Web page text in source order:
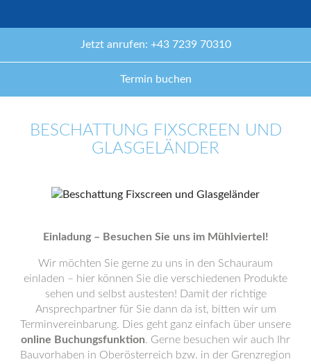
Jetzt anrufen: +43 7239 70310
Termin buchen
BESCHATTUNG FIXSCREEN UND
GLASGELÄNDER
Einladung – Besuchen Sie uns im Mühlviertel!
Wir möchten Sie gerne zu uns in den Schauraum
einladen – hier können Sie die verschiedenen Produkte
sehen und selbst austesten! Damit der richtige
Ansprechpartner für Sie dann da ist, bitten wir um
Terminvereinbarung. Dies geht ganz einfach über unsere
online Buchungsfunktion. Gerne besuchen wir auch Ihr
Bauvorhaben in Oberösterreich bzw. in der Grenzregion